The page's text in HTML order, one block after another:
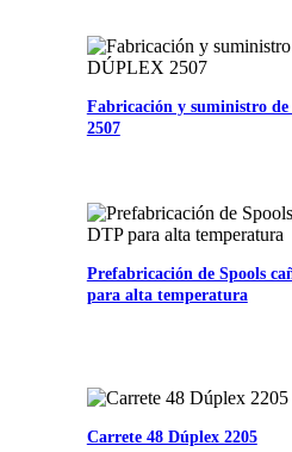
Fabricación y suministro
2507
Prefabricación de Spools
para alta temperatura
Carrete 48 Dúplex 2205